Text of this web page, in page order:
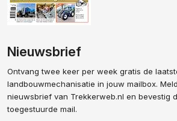
Nieuwsbrief
Ontvang twee keer per week gratis de
landbouwmechanisatie in jouw mailbox.
nieuwsbrief van Trekkerweb.nl en bevestig
toegestuurde mail.